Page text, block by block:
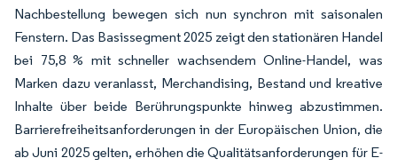
Nachbestellung bewegen sich nun synchron mit saisonalen
Fenstern. Das Basissegment 2025 zeigt den stationären Handel
bei 75,8 % mit schneller wachsendem Online-Handel, was
Marken dazu veranlasst, Merchandising, Bestand und kreative
Inhalte über beide Berührungspunkte hinweg abzustimmen.
Barrierefreiheitsanforderungen in der Europäischen Union, die
ab Juni 2025 gelten, erhöhen die Qualitätsanforderungen für E-